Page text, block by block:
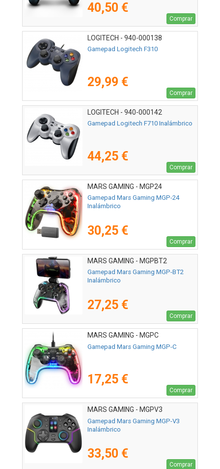
40,50 €
Comprar
LOGITECH - 940-000138
Gamepad Logitech F310
29,99 €
Comprar
LOGITECH - 940-000142
Gamepad Logitech F710 Inalámbrico
44,25 €
Comprar
MARS GAMING - MGP24
Gamepad Mars Gaming MGP-24
Inalámbrico
30,25 €
Comprar
MARS GAMING - MGPBT2
Gamepad Mars Gaming MGP-BT2
Inalámbrico
27,25 €
Comprar
MARS GAMING - MGPC
Gamepad Mars Gaming MGP-C
17,25 €
Comprar
MARS GAMING - MGPV3
Gamepad Mars Gaming MGP-V3
Inalámbrico
33,50 €
Comprar